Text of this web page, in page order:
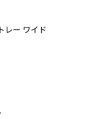
レー ワイド